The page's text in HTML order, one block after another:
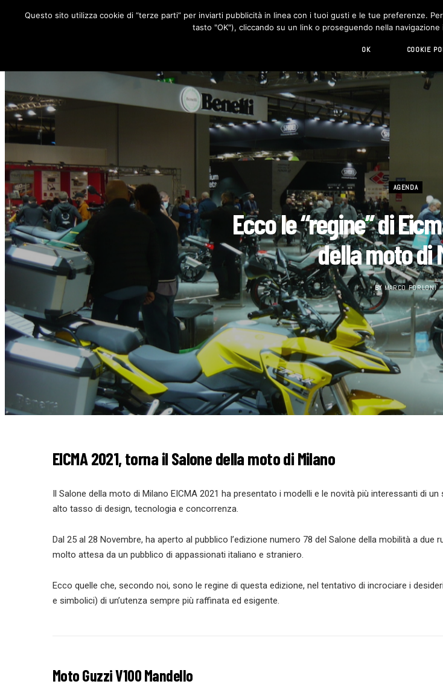
RUBRICHE DESIGN LIVING HI-TECH
AGENDA
Ecco le “regine” di
della moto di
BY MARCO FORLONI
EICMA 2021, torna il Salone della moto di Milano
Il Salone della moto di Milano EICMA 2021 ha presentato i modelli e le novità più interessanti di
alto tasso di design, tecnologia e concorrenza.
Dal 25 al 28 Novembre, ha aperto al pubblico lʼedizione numero 78 del Salone della mobilità a due
molto attesa da un pubblico di appassionati italiano e straniero.
Ecco quelle che, secondo noi, sono le regine di questa edizione, nel tentativo di incrociare i
e simbolici) di un’utenza sempre più raffinata ed esigente.
Moto Guzzi V100 Mandello
Questo sito utilizza cookie di “terze parti” per inviarti pubblicità in linea con i tuoi gusti e le tue preferenze.
tasto "OK"), cliccando su un link o proseguendo nella
OK COOKIE